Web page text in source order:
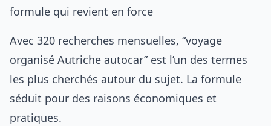
formule qui revient en force
Avec 320 recherches mensuelles, “voyage
organisé Autriche autocar” est l’un des termes
les plus cherchés autour du sujet. La formule
séduit pour des raisons économiques et
pratiques.